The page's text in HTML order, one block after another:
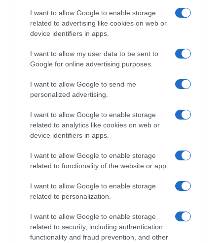
I want to allow Google to enable storage
related to advertising like cookies on web or
device identifiers in apps.
I want to allow my user data to be sent to
Google for online advertising purposes.
I want to allow Google to send me
personalized advertising.
I want to allow Google to enable storage
related to analytics like cookies on web or
device identifiers in apps.
I want to allow Google to enable storage
related to functionality of the website or app.
I want to allow Google to enable storage
related to personalization.
I want to allow Google to enable storage
related to security, including authentication
functionality and fraud prevention, and other
Τι ανέφερε σε ανάρτησή του
29.05.2026 - 23:35
ΠΟΛΙΤΙΚΗ
Νέα Δημοκρατία για Νίκο Ταγαρά: Τον
αποχαιρετούμε με θλίψη και ιδιαίτερη
συγκίνηση